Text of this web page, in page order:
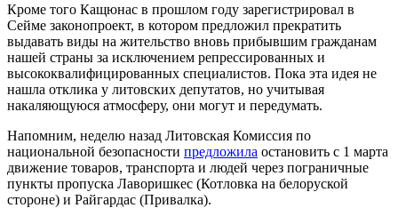
Кроме того Кащюнас в прошлом году зарегистрировал в
Сейме законопроект, в котором предложил прекратить
выдавать виды на жительство вновь прибывшим гражданам
нашей страны за исключением репрессированных и
высококвалифицированных специалистов. Пока эта идея не
нашла отклика у литовских депутатов, но учитывая
накаляющуюся атмосферу, они могут и передумать.
Напомним, неделю назад Литовская Комиссия по
национальной безопасности предложила остановить с 1 марта
движение товаров, транспорта и людей через пограничные
пункты пропуска Лаворишкес (Котловка на белоруской
стороне) и Райгардас (Привалка).